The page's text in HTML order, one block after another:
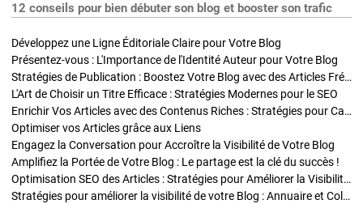
12 conseils pour bien débuter son blog et booster son trafic
Développez une Ligne Éditoriale Claire pour Votre Blog
Présentez-vous : L'Importance de l'Identité Auteur pour Votre Blog
Stratégies de Publication : Boostez Votre Blog avec des Articles Fréquents et Exclusifs
L'Art de Choisir un Titre Efficace : Stratégies Modernes pour le SEO
Enrichir Vos Articles avec des Contenus Riches : Stratégies pour Captiver et Optimiser
Optimiser vos Articles grâce aux Liens
Engagez la Conversation pour Accroître la Visibilité de Votre Blog
Amplifiez la Portée de Votre Blog : Le partage est la clé du succès !
Optimisation SEO des Articles : Stratégies pour Améliorer la Visibilité de Votre Blog
Stratégies pour améliorer la visibilité de votre Blog : Annuaire et Collaborations